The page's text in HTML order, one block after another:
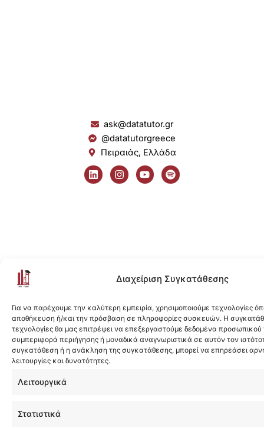
Διαχείριση Συγκατάθεσης
Για να παρέχουμε την καλύτερη εμπειρία, χρησιμοποιούμε τεχνολογίες
αποθήκευση ή/και την πρόσβαση σε πληροφορίες συσκευών. Η
τεχνολογίες θα μας επιτρέψει να επεξεργαστούμε δεδομένα
συμπεριφορά περιήγησης ή μοναδικά αναγνωριστικά σε αυτόν τον
συγκατάθεση ή η ανάκληση της συγκατάθεσης, μπορεί να επηρεάσει
λειτουργίες και δυνατότητες.
Λειτουργικά
Στατιστικά
ask@datatutor.gr
@datatutorgreece
Πειραιάς, Ελλάδα
L
i
n
I
n
s
Y
o
u
S
p
o